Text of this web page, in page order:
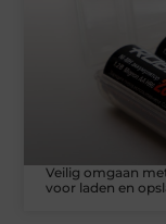
Veilig omgaan
voor laden en